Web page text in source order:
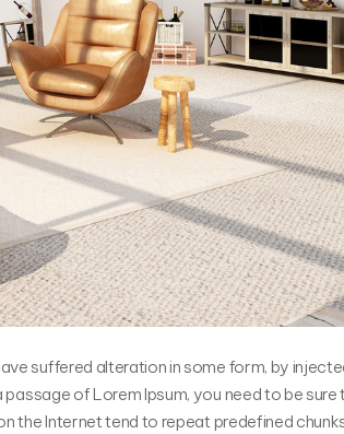
suffered alteration in some form, by
of Lorem Ipsum, you need to be sure
the Internet tend to repeat predefined